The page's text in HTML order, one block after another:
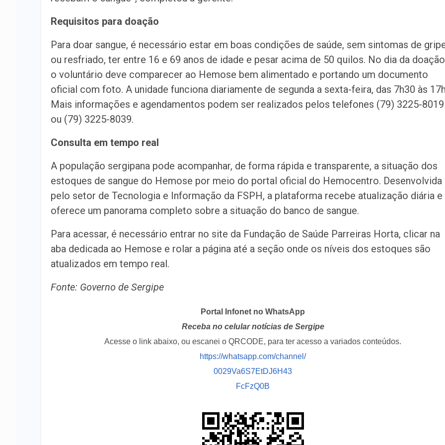
Requisitos para doação
Para doar sangue, é necessário estar em boas condições de saúde, sem sintomas de
ou resfriado, ter entre 16 e 69 anos de idade e pesar acima de 50 quilos. No dia da
o voluntário deve comparecer ao Hemose bem alimentado e portando um documento
oficial com foto. A unidade funciona diariamente de segunda a sexta-feira, das 7h30 às
Mais informações e agendamentos podem ser realizados pelos telefones (79) 3225-8019
ou (79) 3225-8039.
Consulta em tempo real
A população sergipana pode acompanhar, de forma rápida e transparente, a situação dos
estoques de sangue do Hemose por meio do portal oficial do Hemocentro. Desenvolvida
pelo setor de Tecnologia e Informação da FSPH, a plataforma recebe atualização diária e
oferece um panorama completo sobre a situação do banco de sangue.
Para acessar, é necessário entrar no site da Fundação de Saúde Parreiras Horta, clicar na
aba dedicada ao Hemose e rolar a página até a seção onde os níveis dos estoques são
atualizados em tempo real.
Fonte: Governo de Sergipe
Portal Infonet no WhatsApp
Receba no celular notícias de Sergipe
Acesse o link abaixo, ou escanei o QRCODE, para ter acesso a variados conteúdos.
https://whatsapp.com/channel/
0029Va6S7EtDJ6H43
FcFzQ0B